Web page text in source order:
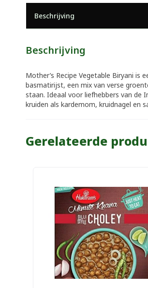
Beschrijving
Beschrijving
Mother’s Recipe Vegetable Biryani
basmatirijst, een mix van verse
staan. Ideaal voor liefhebbers van de
kruiden als kardemom, kruidnagel en
Gerelateerde